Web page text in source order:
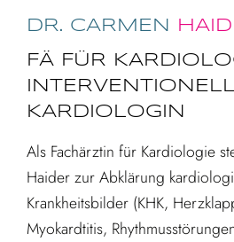
DR. CARMEN
FÄ FÜR
KARDIOLOGIN
Als Fachärztin für Kardiologie
Haider zur Abklärung
Krankheitsbilder (KHK,
Myokardtitis,